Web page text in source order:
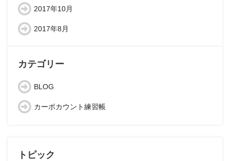
2017年10月
2017年8月
カテゴリー
BLOG
カーボカウント練習帳
トピック